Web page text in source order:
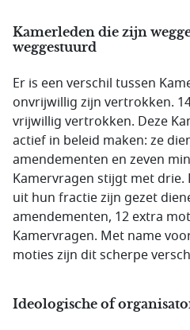
Kamerleden die zijn
weggestuurd
Er is een verschil tussen
onvrijwillig zijn vertrokken.
vrijwillig vertrokken. Deze
actief in beleid maken: ze
amendementen en zeven
Kamervragen stijgt met drie.
uit hun fractie zijn gezet
amendementen, 12 extra
Kamervragen. Met name
moties zijn dit scherpe
Ideologische of